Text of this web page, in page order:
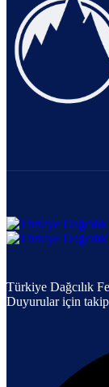
Türkiye Dağcılık
Duyurular için